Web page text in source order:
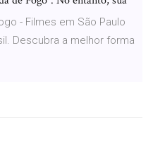
- Filmes em São Paulo
Descubra a melhor forma